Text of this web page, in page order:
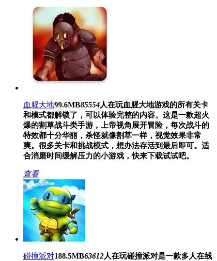
血腥大地99.6MB85554人在玩血腥大地游戏的所有关卡
和模式都解锁了，可以体验完整的内容。这是一款超火
爆的割草战斗类手游，上帝视角展开冒险，每次战斗的
特效都十分华丽，杀怪就像割草一样，视觉效果非常
爽。很多关卡和挑战模式，想办法存活到最后即可。适
合消磨时间缓解压力的小游戏，快来下载试试吧。
查看
碰撞派对188.5MB63612人在玩碰撞派对是一款多人在线